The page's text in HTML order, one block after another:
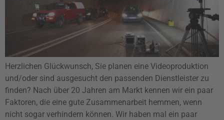
Herzlichen Glückwunsch, Sie planen eine Videoproduktion
und/oder sind ausgesucht den passenden Dienstleister zu
finden? Nach über 20 Jahren am Markt kennen wir ein paar
Faktoren, die eine gute Zusammenarbeit hemmen, wenn
nicht sogar verhindern können. Wir haben mal ein paar